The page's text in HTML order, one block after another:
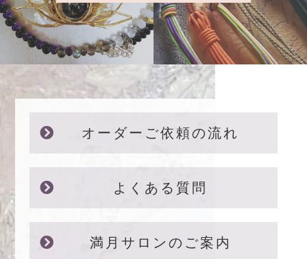
オーダーご依頼の流れ
よくある質問
満月サロンのご案内